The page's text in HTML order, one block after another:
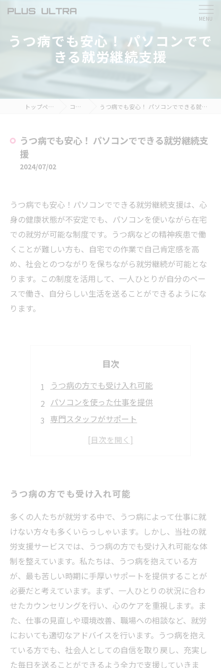
うつ病でも安心！ パソコンでで
きる就労継続支援
トップページ コラム うつ病でも安心！ パソコンでできる就労継続支援
うつ病でも安心！ パソコンでできる就労継続支
援
2024/07/02
うつ病でも安心！パソコンでできる就労継続支援は、心
身の健康状態が不安定でも、パソコンを使いながら在宅
での就労が可能な制度です。うつ病などの精神疾患で働
くことが難しい方も、自宅での作業で自己肯定感を高
め、社会とのつながりを保ちながら就労継続が可能とな
ります。この制度を活用して、一人ひとりが自分のペー
スで働き、自分らしい生活を送ることができるようにな
ります。
目次
うつ病の方でも受け入れ可能
パソコンを使った仕事を提供
専門スタッフがサポート
無理のない作業量
うつ病の方でも受け入れ可能
多くの人たちが就労する中で、うつ病によって仕事に就
けない方々も多くいらっしゃいます。しかし、当社の就
労支援サービスでは、うつ病の方でも受け入れ可能な体
制を整えています。私たちは、うつ病を抱えている方
が、最も苦しい時期に手厚いサポートを提供することが
必要だと考えています。まず、一人ひとりの状況に合わ
せたカウンセリングを行い、心のケアを重視します。ま
た、仕事の見直しや環境改善、職場への相談など、就労
においても適切なアドバイスを行います。うつ病を抱え
ている方でも、社会人としての自信を取り戻し、充実し
た毎日を送ることができるよう全力で支援していきま